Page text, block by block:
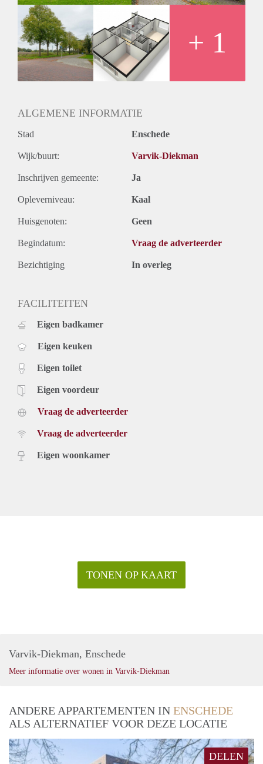
+ 1
ALGEMENE INFORMATIE
Stad Enschede
Wijk/buurt: Varvik-Diekman
Inschrijven gemeente: Ja
Opleverniveau: Kaal
Huisgenoten: Geen
Begindatum: Vraag de adverteerder
Bezichtiging In overleg
FACILITEITEN
Eigen badkamer
Eigen keuken
Eigen toilet
Eigen voordeur
Vraag de adverteerder
Vraag de adverteerder
Eigen woonkamer
TONEN OP KAART
Varvik-Diekman, Enschede
Meer informatie over wonen in Varvik-Diekman
ANDERE APPARTEMENTEN IN ENSCHEDE
ALS ALTERNATIEF VOOR DEZE LOCATIE
DELEN